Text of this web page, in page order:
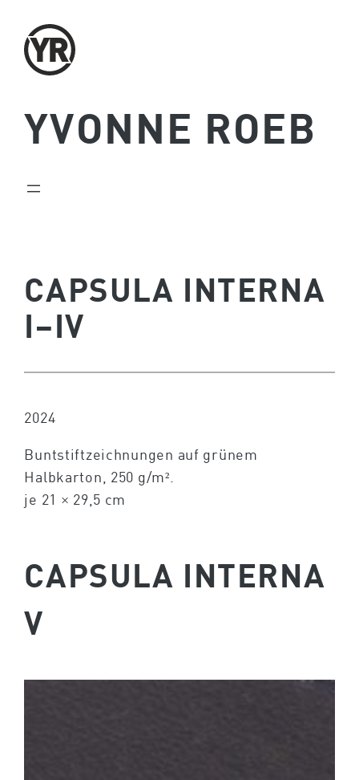
Inhalt
springen
YVONNE ROEB
CAPSULA INTERNA
I–IV
2024
Buntstiftzeichnungen auf grünem
Halbkarton, 250 g/m².
je 21 × 29,5 cm
CAPSULA INTERNA
V